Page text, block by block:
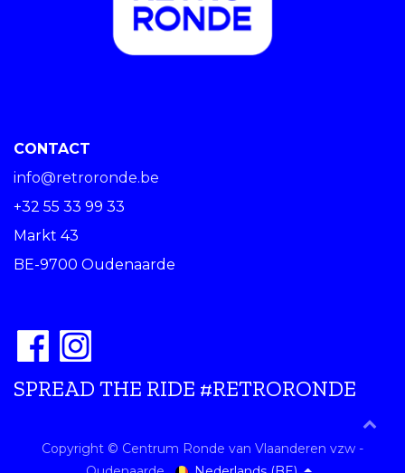
CONTACT
info@retroronde.be
+32 55 33 99 33
Markt 43
BE-9700 Oudenaarde
SPREAD THE RIDE #RETRORONDE
Copyright © Centrum Ronde van Vlaanderen vzw -